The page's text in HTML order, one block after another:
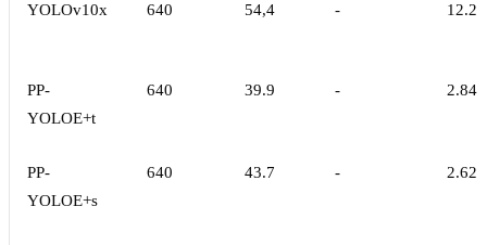
YOLOv10x 640 54,4 - 12.2
PP-
YOLOE+t
640 39.9 - 2.84
PP-
YOLOE+s
640 43.7 - 2.62